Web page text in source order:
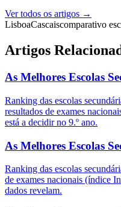
Ver todos os artigos →
LisboaCascaiscomparativo
Artigos
As Melhores Escolas
Ranking das escolas
resultados de exames
está a decidir no 9.º ano.
As Melhores Escolas
Ranking das escolas
de exames nacionais (índice
dados revelam.